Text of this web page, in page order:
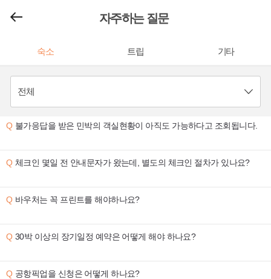
자주하는 질문
숙소 트립 기타
불가응답을 받은 민박의 객실현황이 아직도 가능하다고 조회됩니다.
체크인 몇일 전 안내문자가 왔는데, 별도의 체크인 절차가 있나요?
바우처는 꼭 프린트를 해야하나요?
30박 이상의 장기일정 예약은 어떻게 해야 하나요?
공항픽업을 신청은 어떻게 하나요?